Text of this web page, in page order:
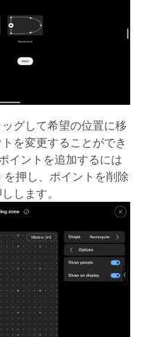
グして希望の位置に移
を変更することができ
イントを追加するには
押し、ポイントを削除
します。